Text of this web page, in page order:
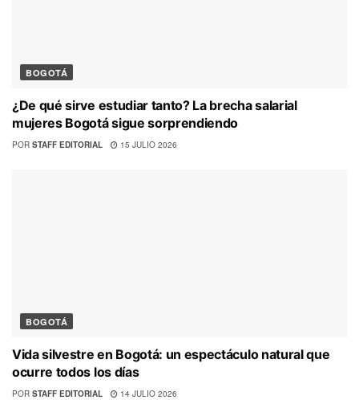
BOGOTÁ
¿De qué sirve estudiar tanto? La brecha salarial
mujeres Bogotá sigue sorprendiendo
POR STAFF EDITORIAL 15 JULIO 2026
BOGOTÁ
Vida silvestre en Bogotá: un espectáculo natural que
ocurre todos los días
POR STAFF EDITORIAL 14 JULIO 2026